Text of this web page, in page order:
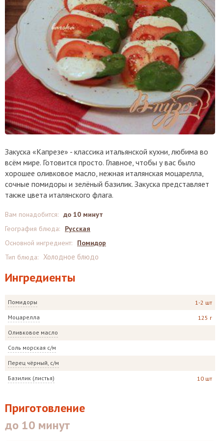
Закуска «Капрезе» - классика итальянской кухни, любима во
всём мире. Готовится просто. Главное, чтобы у вас было
хорошее оливковое масло, нежная италянская моцарелла,
сочные помидоры и зелёный базилик. Закуска представляет
также цвета италянского флага.
Ингредиенты
Помидоры 1-2 шт
Моцарелла 125 г
Оливковое масло
Соль морская с/м
Перец чёрный, с/м
Базилик (листья) 10 шт
Вам понадобится: до 10 минут
География блюда:
Русская
Основной ингредиент:
Помидор
Тип блюда: Холодное блюдо
Приготовление
до 10 минут